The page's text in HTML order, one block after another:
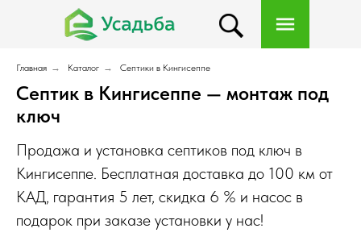
Главная → Каталог → Септики в Кингисеппе
Септик в Кингисеппе — монтаж под
ключ
Продажа и установка септиков под ключ в
Кингисеппе. Бесплатная доставка до 100 км от
КАД, гарантия 5 лет, скидка 6 % и насос в
подарок при заказе установки у нас!